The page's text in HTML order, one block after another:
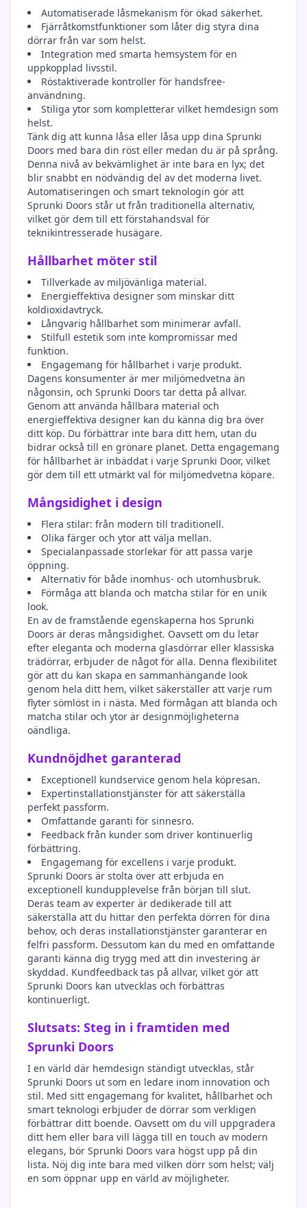
Automatiserade låsmekanism för ökad säkerhet.
Fjärråtkomstfunktioner som låter dig styra dina
dörrar från var som helst.
Integration med smarta hemsystem för en
uppkopplad livsstil.
Röstaktiverade kontroller för handsfree-
användning.
Stiliga ytor som kompletterar vilket hemdesign som
helst.
Tänk dig att kunna låsa eller låsa upp dina Sprunki
Doors med bara din röst eller medan du är på språng.
Denna nivå av bekvämlighet är inte bara en lyx; det
blir snabbt en nödvändig del av det moderna livet.
Automatiseringen och smart teknologin gör att
Sprunki Doors står ut från traditionella alternativ,
vilket gör dem till ett förstahandsval för
teknikintresserade husägare.
Hållbarhet möter stil
Tillverkade av miljövänliga material.
Energieffektiva designer som minskar ditt
koldioxidavtryck.
Långvarig hållbarhet som minimerar avfall.
Stilfull estetik som inte kompromissar med
funktion.
Engagemang för hållbarhet i varje produkt.
Dagens konsumenter är mer miljömedvetna än
någonsin, och Sprunki Doors tar detta på allvar.
Genom att använda hållbara material och
energieffektiva designer kan du känna dig bra över
ditt köp. Du förbättrar inte bara ditt hem, utan du
bidrar också till en grönare planet. Detta engagemang
för hållbarhet är inbäddat i varje Sprunki Door, vilket
gör dem till ett utmärkt val för miljömedvetna köpare.
Mångsidighet i design
Flera stilar: från modern till traditionell.
Olika färger och ytor att välja mellan.
Specialanpassade storlekar för att passa varje
öppning.
Alternativ för både inomhus- och utomhusbruk.
Förmåga att blanda och matcha stilar för en unik
look.
En av de framstående egenskaperna hos Sprunki
Doors är deras mångsidighet. Oavsett om du letar
efter eleganta och moderna glasdörrar eller klassiska
trädörrar, erbjuder de något för alla. Denna flexibilitet
gör att du kan skapa en sammanhängande look
genom hela ditt hem, vilket säkerställer att varje rum
flyter sömlöst in i nästa. Med förmågan att blanda och
matcha stilar och ytor är designmöjligheterna
oändliga.
Kundnöjdhet garanterad
Exceptionell kundservice genom hela köpresan.
Expertinstallationstjänster för att säkerställa
perfekt passform.
Omfattande garanti för sinnesro.
Feedback från kunder som driver kontinuerlig
förbättring.
Engagemang för excellens i varje produkt.
Sprunki Doors är stolta över att erbjuda en
exceptionell kundupplevelse från början till slut.
Deras team av experter är dedikerade till att
säkerställa att du hittar den perfekta dörren för dina
behov, och deras installationstjänster garanterar en
felfri passform. Dessutom kan du med en omfattande
garanti känna dig trygg med att din investering är
skyddad. Kundfeedback tas på allvar, vilket gör att
Sprunki Doors kan utvecklas och förbättras
kontinuerligt.
Slutsats: Steg in i framtiden med
Sprunki Doors
I en värld där hemdesign ständigt utvecklas, står
Sprunki Doors ut som en ledare inom innovation och
stil. Med sitt engagemang för kvalitet, hållbarhet och
smart teknologi erbjuder de dörrar som verkligen
förbättrar ditt boende. Oavsett om du vill uppgradera
ditt hem eller bara vill lägga till en touch av modern
elegans, bör Sprunki Doors vara högst upp på din
lista. Nöj dig inte bara med vilken dörr som helst; välj
en som öppnar upp en värld av möjligheter.